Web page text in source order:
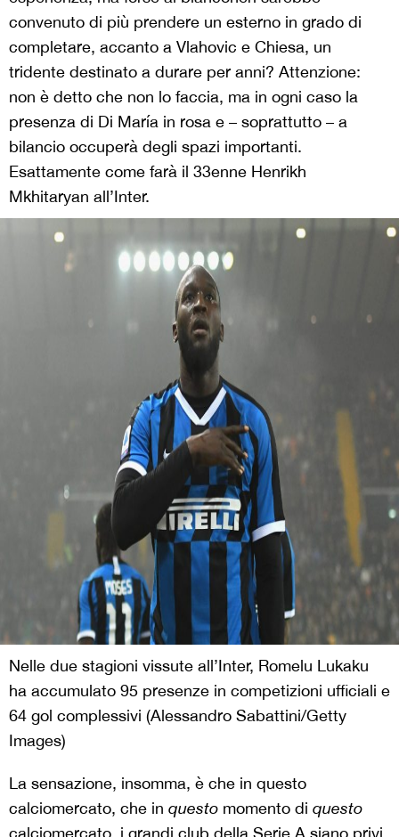
convenuto di più prendere un esterno in grado di
completare, accanto a Vlahovic e Chiesa, un
tridente destinato a durare per anni? Attenzione:
non è detto che non lo faccia, ma in ogni caso la
presenza di Di María in rosa e – soprattutto – a
bilancio occuperà degli spazi importanti.
Esattamente come farà il 33enne Henrikh
Mkhitaryan all’Inter.
Nelle due stagioni vissute all’Inter, Romelu Lukaku
ha accumulato 95 presenze in competizioni ufficiali e
64 gol complessivi (Alessandro Sabattini/Getty
Images)
La sensazione, insomma, è che in questo
calciomercato, che in questo momento di questo
calciomercato, i grandi club della Serie A siano privi